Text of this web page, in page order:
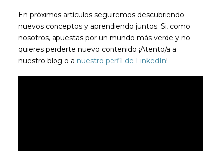
En próximos artículos seguiremos descubriendo
nuevos conceptos y aprendiendo juntos. Si, como
nosotros, apuestas por un mundo más verde y no
quieres perderte nuevo contenido ¡Atento/a a
nuestro blog o a nuestro perfil de LinkedIn!